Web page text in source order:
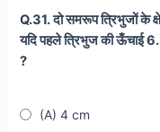
Q.31. दो समरूप त्रिभुजों
यदि पहले त्रिभुज की ऊँचाई
?
(A) 4 cm